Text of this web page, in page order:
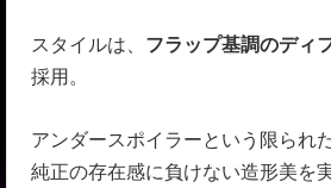
スタイルは、 フラップ基調のディ
採用。
アンダースポイラーという限られ
純正の存在感に負けない造形美を